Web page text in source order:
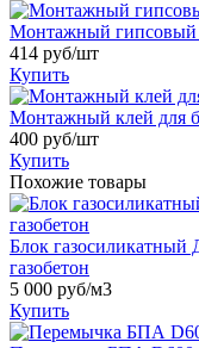
Монтажный гипсовый
414 руб/шт
Купить
Монтажный клей для
400 руб/шт
Купить
Похожие товары
Блок газосиликатный
газобетон
5 000 руб/м3
Купить